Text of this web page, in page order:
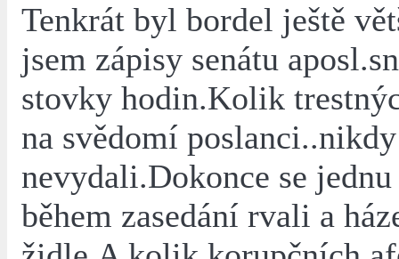
Tenkrát byl bordel ještě
jsem zápisy senátu
stovky hodin.Kolik
na svědomí
nevydali.Dokonce se
během zasedání rvali a